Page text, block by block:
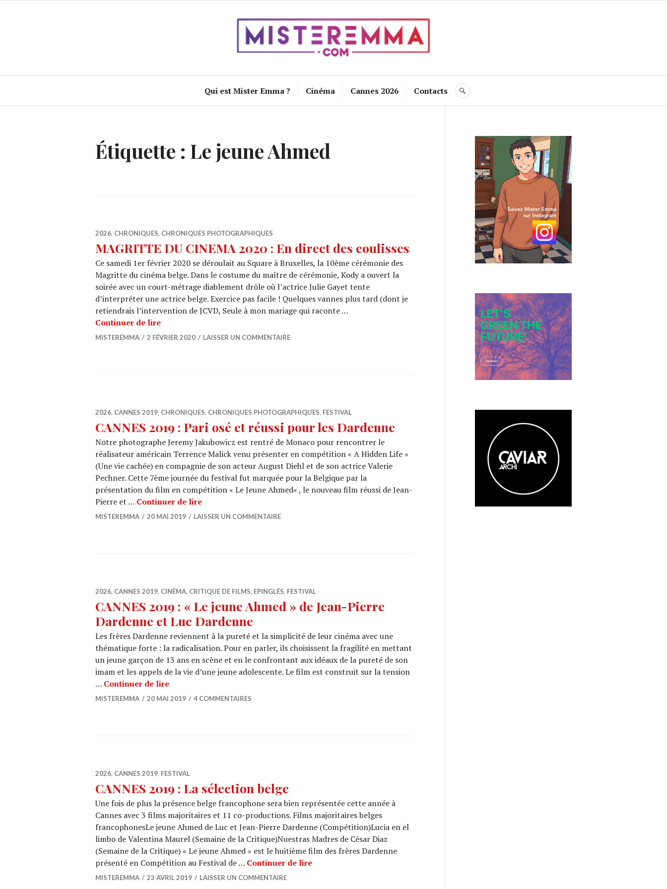
Qui est Mister Emma ? Cinéma Cannes 2026 Contacts RECHERCHE
Étiquette : Le jeune Ahmed
2026, CHRONIQUES, CHRONIQUES PHOTOGRAPHIQUES
MAGRITTE DU CINEMA 2020 : En direct des coulisses
Ce samedi 1er février 2020 se déroulait au Square à Bruxelles, la 10ème cérémonie des
Magritte du cinéma belge. Dans le costume du maître de cérémonie, Kody a ouvert la
soirée avec un court-métrage diablement drôle où l’actrice Julie Gayet tente
d’interpréter une actrice belge. Exercice pas facile ! Quelques vannes plus tard (dont je
retiendrais l’intervention de JCVD, Seule à mon mariage qui raconte …
Continuer de lireMAGRITTE DU CINEMA 2020 : En direct des coulisses
MISTEREMMA 2 FÉVRIER 2020 LAISSER UN COMMENTAIRE
2026, CANNES 2019, CHRONIQUES, CHRONIQUES PHOTOGRAPHIQUES, FESTIVAL
CANNES 2019 : Pari osé et réussi pour les Dardenne
Notre photographe Jeremy Jakubowicz est rentré de Monaco pour rencontrer le
réalisateur américain Terrence Malick venu présenter en compétition « A Hidden Life »
(Une vie cachée) en compagnie de son acteur August Diehl et de son actrice Valerie
Pechner. Cette 7ème journée du festival fut marquée pour la Belgique par la
présentation du film en compétition « Le Jeune Ahmed« , le nouveau film réussi de Jean-
Pierre et … Continuer de lireCANNES 2019 : Pari osé et réussi pour les Dardenne
MISTEREMMA 20 MAI 2019 LAISSER UN COMMENTAIRE
2026, CANNES 2019, CINÉMA, CRITIQUE DE FILMS, EPINGLÉS, FESTIVAL
CANNES 2019 : « Le jeune Ahmed » de Jean-Pierre
Dardenne et Luc Dardenne
Les frères Dardenne reviennent à la pureté et la simplicité de leur cinéma avec une
thématique forte : la radicalisation. Pour en parler, ils choisissent la fragilité en mettant
un jeune garçon de 13 ans en scène et en le confrontant aux idéaux de la pureté de son
imam et les appels de la vie d’une jeune adolescente. Le film est construit sur la tension
… Continuer de lireCANNES 2019 : « Le jeune Ahmed » de Jean-Pierre Dardenne et Luc Dardenne
MISTEREMMA 20 MAI 2019 4 COMMENTAIRES
2026, CANNES 2019, FESTIVAL
CANNES 2019 : La sélection belge
Une fois de plus la présence belge francophone sera bien représentée cette année à
Cannes avec 3 films majoritaires et 11 co-productions. Films majoritaires belges
francophonesLe jeune Ahmed de Luc et Jean-Pierre Dardenne (Compétition)Lucia en el
limbo de Valentina Maurel (Semaine de la Critique)Nuestras Madres de César Diaz
(Semaine de la Critique) « Le jeune Ahmed » est le huitième film des frères Dardenne
présenté en Compétition au Festival de … Continuer de lireCANNES 2019 : La sélection belge
MISTEREMMA 23 AVRIL 2019 LAISSER UN COMMENTAIRE